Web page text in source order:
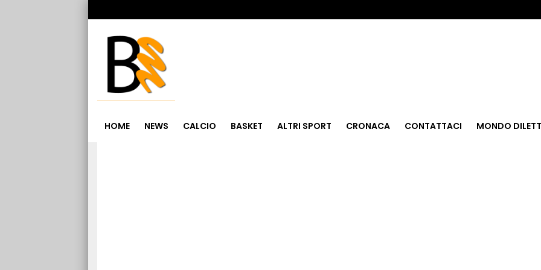
HOME NEWS CALCIO BASKET ALTRI SPORT CRONACA CONTATTACI MONDO